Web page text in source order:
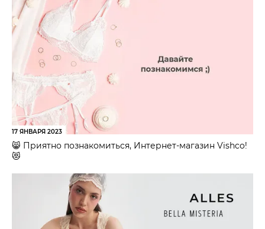
17 ЯНВАРЯ 2023
😸 Приятно познакомиться, Интернет-магазин Vishco!
😻